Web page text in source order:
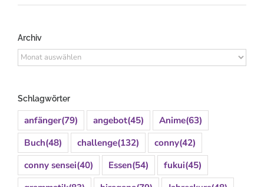
Archiv
Archiv
Schlagwörter
anfänger(79) angebot(45) Anime(63)
Buch(48) challenge(132) conny(42)
conny sensei(40) Essen(54) fukui(45)